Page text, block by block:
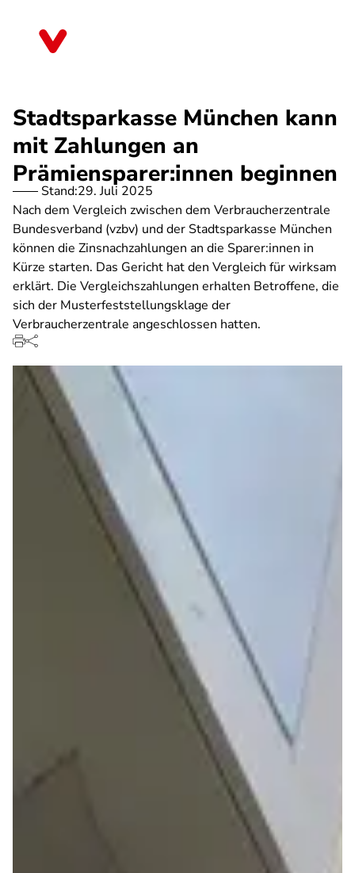
Stadtsparkasse München kann
mit Zahlungen an
Prämiensparer:innen beginnen
Stand:29. Juli 2025
Nach dem Vergleich zwischen dem Verbraucherzentrale
Bundesverband (vzbv) und der Stadtsparkasse München
können die Zinsnachzahlungen an die Sparer:innen in
Kürze starten. Das Gericht hat den Vergleich für wirksam
erklärt. Die Vergleichszahlungen erhalten Betroffene, die
sich der Musterfeststellungsklage der
Verbraucherzentrale angeschlossen hatten.